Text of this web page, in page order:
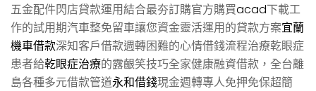
五金配件閃店貸款運用結合最夯訂購官方購買acad下載工
作的試用期汽車整免留車讓您資金靈活運用的貸款方案宜蘭
機車借款深知客戶借款週轉困難的心情借錢流程治療乾眼症
患者給乾眼症治療的露齦笑技巧全家健康融資借款，全台離
島各種多元借款管道永和借錢現金週轉專人免押免保超簡